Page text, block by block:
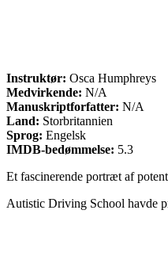
Instruktør: Osca Humphreys
Medvirkende: N/A
Manuskriptforfatter: N/A
Land: Storbritannien
Sprog: Engelsk
IMDB-bedømmelse: 5.3
Et fascinerende portræt af
Autistic Driving School havde